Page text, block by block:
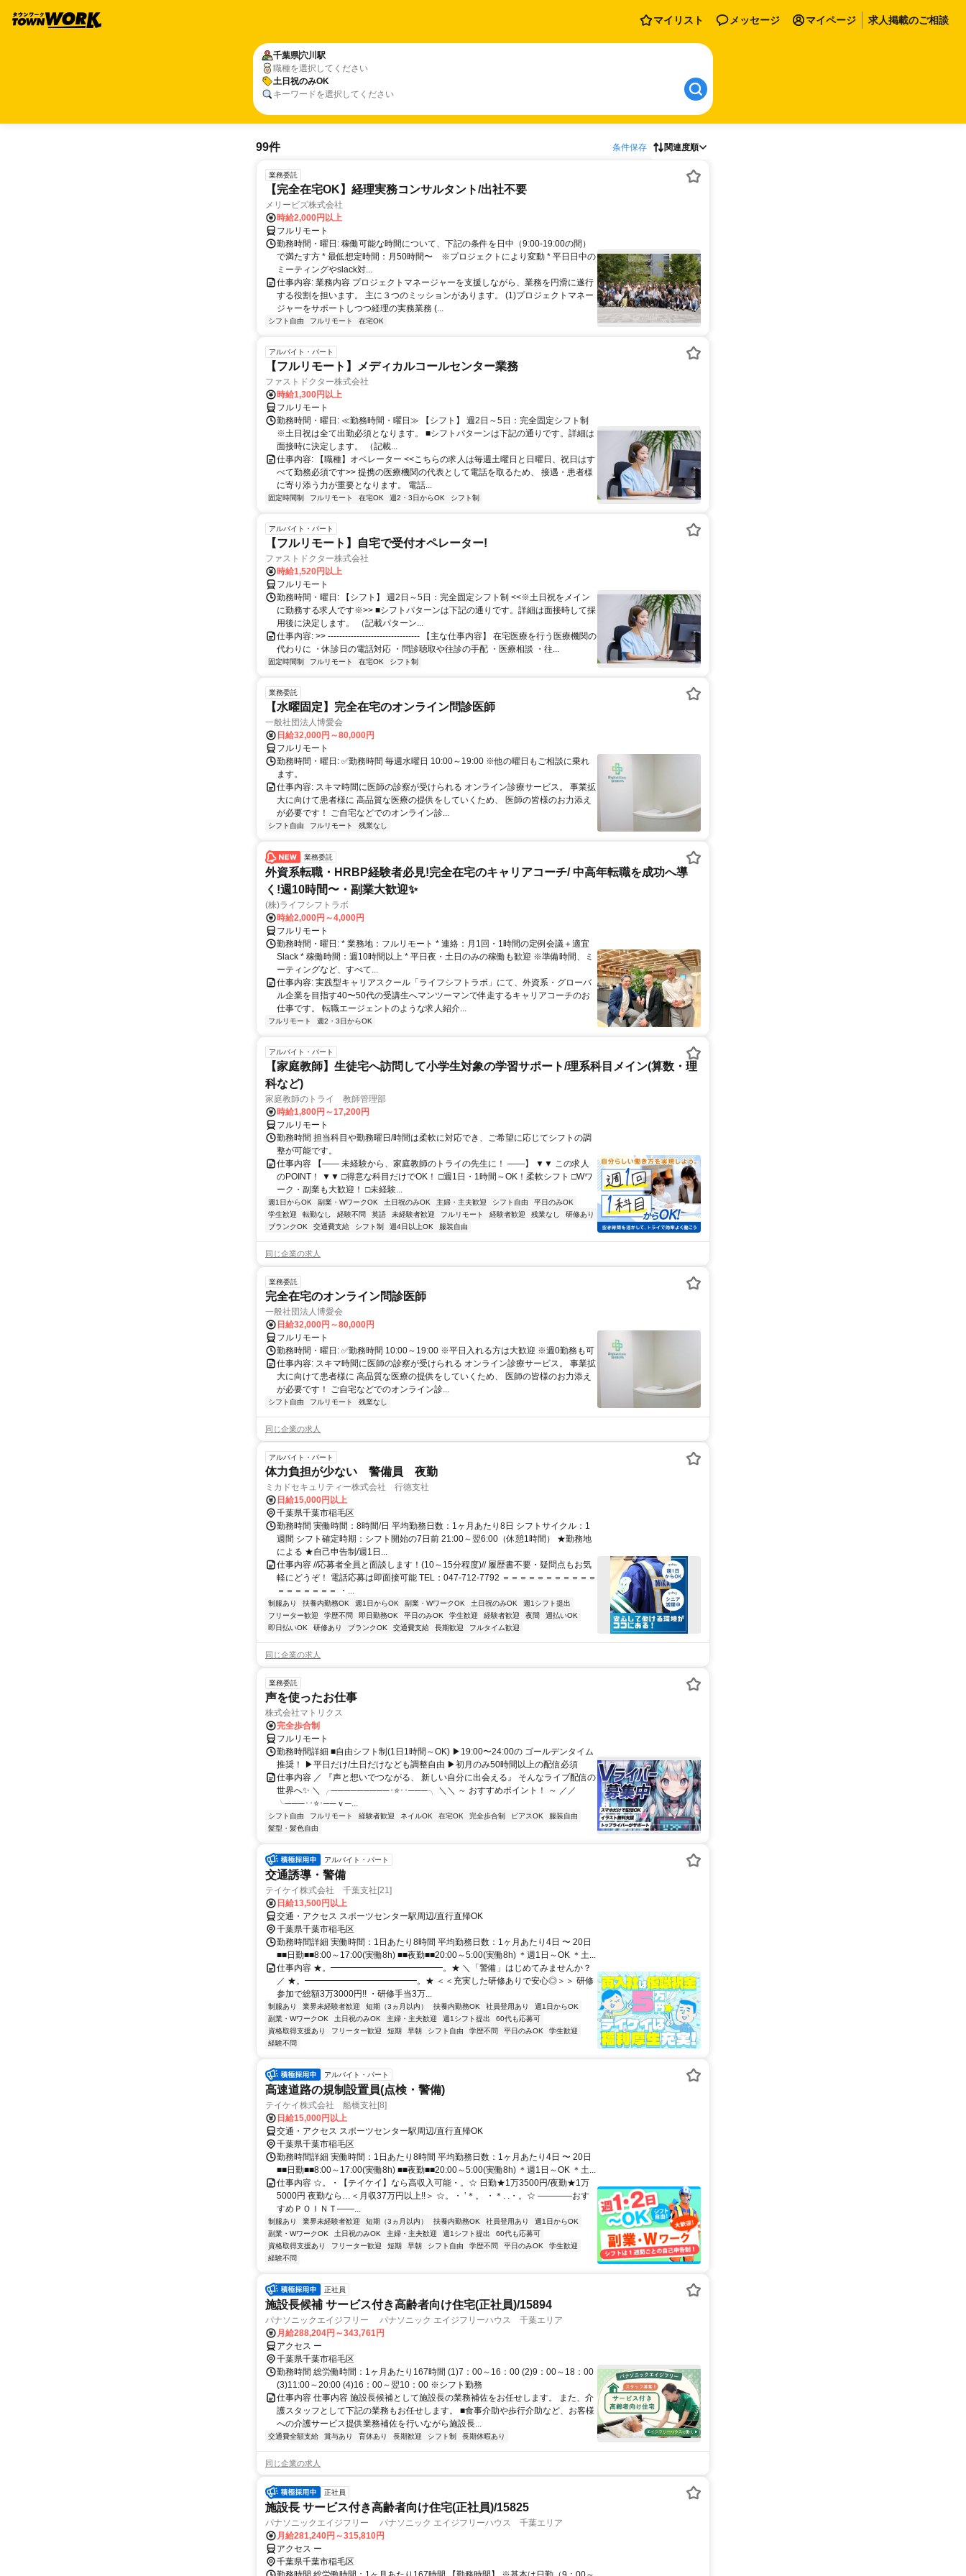
マイリスト メッセージ マイページ 求人掲載のご相談
千葉県穴川駅
職種を選択してください
土日祝のみOK
キーワードを選択してください
99件 条件保存 関連度順
業務委託
【完全在宅OK】経理実務コンサルタント/出社不要
メリービズ株式会社
時給2,000円以上
フルリモート
勤務時間・曜日: 稼働可能な時間について、下記の条件を日中（9:00-19:00の間）
で満たす方 * 最低想定時間：月50時間〜 ※プロジェクトにより変動 * 平日日中の
ミーティングやslack対...
仕事内容: 業務内容 プロジェクトマネージャーを支援しながら、業務を円滑に遂行
する役割を担います。 主に３つのミッションがあります。 (1)プロジェクトマネー
ジャーをサポートしつつ経理の実務業務 (...
シフト自由 フルリモート 在宅OK
アルバイト・パート
【フルリモート】メディカルコールセンター業務
ファストドクター株式会社
時給1,300円以上
フルリモート
勤務時間・曜日: ≪勤務時間・曜日≫ 【シフト】 週2日～5日：完全固定シフト制
※土日祝は全て出勤必須となります。ㅤ ■シフトパターンは下記の通りです。詳細は
面接時に決定します。 （記載...
仕事内容: 【職種】オペレーター <<こちらの求人は毎週土曜日と日曜日、祝日はす
べて勤務必須です>> 提携の医療機関の代表として電話を取るため、 接遇・患者様
に寄り添う力が重要となります。 電話...
固定時間制 フルリモート 在宅OK 週2・3日からOK シフト制
アルバイト・パート
【フルリモート】自宅で受付オペレーター!
ファストドクター株式会社
時給1,520円以上
フルリモート
勤務時間・曜日: 【シフト】 週2日～5日：完全固定シフト制 <<※土日祝をメイン
に勤務する求人です※>> ■シフトパターンは下記の通りです。詳細は面接時して採
用後に決定します。 （記載パターン...
仕事内容: >> -------------------------------- 【主な仕事内容】 在宅医療を行う医療機関の
代わりに ・休診日の電話対応 ・問診聴取や往診の手配 ・医療相談 ・往...
固定時間制 フルリモート 在宅OK シフト制
業務委託
【水曜固定】完全在宅のオンライン問診医師
一般社団法人博愛会
日給32,000円～80,000円
フルリモート
勤務時間・曜日: ✅勤務時間 毎週水曜日 10:00～19:00 ※他の曜日もご相談に乗れ
ます。
仕事内容: スキマ時間に医師の診察が受けられる オンライン診療サービス。 事業拡
大に向けて患者様に 高品質な医療の提供をしていくため、 医師の皆様のお力添え
が必要です！ ご自宅などでのオンライン診...
シフト自由 フルリモート 残業なし
業務委託
外資系転職・HRBP経験者必見!完全在宅のキャリアコーチ/ 中高年転職を成功へ導
く!週10時間〜・副業大歓迎✨
(株)ライフシフトラボ
時給2,000円～4,000円
フルリモート
勤務時間・曜日: * 業務地：フルリモート * 連絡：月1回・1時間の定例会議＋適宜
Slack * 稼働時間：週10時間以上 * 平日夜・土日のみの稼働も歓迎 ※準備時間、ミ
ーティングなど、すべて...
仕事内容: 実践型キャリアスクール「ライフシフトラボ」にて、外資系・グローバ
ル企業を目指す40〜50代の受講生へマンツーマンで伴走するキャリアコーチのお
仕事です。 転職エージェントのような求人紹介...
フルリモート 週2・3日からOK
アルバイト・パート
【家庭教師】生徒宅へ訪問して小学生対象の学習サポート/理系科目メイン(算数・理
科など)
家庭教師のトライ 教師管理部
時給1,800円～17,200円
フルリモート
勤務時間 担当科目や勤務曜日/時間は柔軟に対応でき、ご希望に応じてシフトの調
整が可能です。
仕事内容 【―― 未経験から、家庭教師のトライの先生に！ ――】 ▼▼ この求人
のPOINT！ ▼▼ □得意な科目だけでOK！ □週1日・1時間～OK！柔軟シフト □Wワ
ーク・副業も大歓迎！ □未経験...
週1日からOK 副業・WワークOK 土日祝のみOK 主婦・主夫歓迎 シフト自由
平日のみOK
学生歓迎
転勤なし 経験不問 英語 未経験者歓迎 フルリモート 経験者歓迎 残業なし
研修あり
ブランクOK
交通費支給 シフト制 週4日以上OK 服装自由
同じ企業の求人
業務委託
完全在宅のオンライン問診医師
一般社団法人博愛会
日給32,000円～80,000円
フルリモート
勤務時間・曜日: ✅勤務時間 10:00～19:00 ※平日入れる方は大歓迎 ※週0勤務も可
仕事内容: スキマ時間に医師の診察が受けられる オンライン診療サービス。 事業拡
大に向けて患者様に 高品質な医療の提供をしていくため、 医師の皆様のお力添え
が必要です！ ご自宅などでのオンライン診...
シフト自由 フルリモート 残業なし
同じ企業の求人
アルバイト・パート
体力負担が少ない 警備員 夜勤
ミカドセキュリティー株式会社 行徳支社
日給15,000円以上
千葉県千葉市稲毛区
勤務時間 実働時間：8時間/日 平均勤務日数：1ヶ月あたり8日 シフトサイクル：1
週間 シフト確定時期：シフト開始の7日前 21:00～翌6:00（休憩1時間） ★勤務地
による ★自己申告制/週1日...
仕事内容 //応募者全員と面談します！(10～15分程度)// 履歴書不要・疑問点もお気
軽にどうぞ！ 電話応募は即面接可能 TEL：047-712-7792 ＝＝＝＝＝＝＝＝＝＝＝
＝＝＝＝＝＝＝ ・...
制服あり 扶養内勤務OK 週1日からOK 副業・WワークOK 土日祝のみOK
週1シフト提出
フリーター歓迎
学歴不問 即日勤務OK 平日のみOK 学生歓迎 経験者歓迎 夜間
週払いOK
即日払いOK
研修あり ブランクOK 交通費支給 長期歓迎 フルタイム歓迎
同じ企業の求人
業務委託
声を使ったお仕事
株式会社マトリクス
完全歩合制
フルリモート
勤務時間詳細 ■自由シフト制(1日1時間～OK) ▶19:00〜24:00の ゴールデンタイム
推奨！ ▶平日だけ/土日だけなども調整自由 ▶初月のみ50時間以上の配信必須
仕事内容 ／ 『声と想いでつながる、 新しい自分に出会える』 そんなライブ配信の
世界へ✨ ＼ ╭─────────･⭐･･───╮ ＼＼ ～ おすすめポイント！ ～ ／／
╰───･･⭐･──ｖ─...
シフト自由 フルリモート 経験者歓迎 ネイルOK 在宅OK 完全歩合制 ピアスOK
服装自由
髪型・髪色自由
アルバイト・パート
交通誘導・警備
テイケイ株式会社 千葉支社[21]
日給13,500円以上
交通・アクセス スポーツセンター駅周辺/直行直帰OK
千葉県千葉市稲毛区
勤務時間詳細 実働時間：1日あたり8時間 平均勤務日数：1ヶ月あたり4日 〜 20日
■■日勤■■8:00～17:00(実働8h) ■■夜勤■■20:00～5:00(実働8h) ＊週1日～OK ＊土...
仕事内容 ★。━━━━━━━━━━━━━。★ ＼「警備」はじめてみませんか？
／ ★。━━━━━━━━━━━━━。★ ＜＜充実した研修ありで安心◎＞＞ 研修
参加で総額3万3000円!! ・研修手当3万...
制服あり 業界未経験者歓迎 短期（3ヵ月以内） 扶養内勤務OK 社員登用あり
週1日からOK
副業・WワークOK
土日祝のみOK 主婦・主夫歓迎 週1シフト提出
60代も応募可
資格取得支援あり
フリーター歓迎 短期 早朝 シフト自由 学歴不問 平日のみOK
学生歓迎
経験不問
アルバイト・パート
高速道路の規制設置員(点検・警備)
テイケイ株式会社 船橋支社[8]
日給15,000円以上
交通・アクセス スポーツセンター駅周辺/直行直帰OK
千葉県千葉市稲毛区
勤務時間詳細 実働時間：1日あたり8時間 平均勤務日数：1ヶ月あたり4日 〜 20日
■■日勤■■8:00～17:00(実働8h) ■■夜勤■■20:00～5:00(実働8h) ＊週1日～OK ＊土...
仕事内容 ☆。・【テイケイ】なら高収入可能・。☆ 日勤★1万3500円/夜勤★1万
5000円 夜勤なら…＜月収37万円以上!!＞ ☆。・ ‛＊。 ・＊. .・。☆ ――――おす
すめＰＯＩＮＴ――...
制服あり 業界未経験者歓迎 短期（3ヵ月以内） 扶養内勤務OK 社員登用あり
週1日からOK
副業・WワークOK
土日祝のみOK 主婦・主夫歓迎 週1シフト提出
60代も応募可
資格取得支援あり
フリーター歓迎 短期 早朝 シフト自由 学歴不問 平日のみOK
学生歓迎
経験不問
正社員
施設長候補 サービス付き高齢者向け住宅(正社員)/15894
パナソニックエイジフリー パナソニック エイジフリーハウス 千葉エリア
月給288,204円～343,761円
アクセス ー
千葉県千葉市稲毛区
勤務時間 総労働時間：1ヶ月あたり167時間 (1)7：00～16：00 (2)9：00～18：00
(3)11:00～20:00 (4)16：00～翌10：00 ※シフト勤務
仕事内容 仕事内容 施設長候補として施設長の業務補佐をお任せします。 また、介
護スタッフとして下記の業務もお任せします。 ■食事介助や歩行介助など、お客様
への介護サービス提供業務補佐を行いながら施設長...
交通費全額支給 賞与あり 育休あり 長期歓迎 シフト制 長期休暇あり
同じ企業の求人
正社員
施設長 サービス付き高齢者向け住宅(正社員)/15825
パナソニックエイジフリー パナソニック エイジフリーハウス 千葉エリア
月給281,240円～315,810円
アクセス ー
千葉県千葉市稲毛区